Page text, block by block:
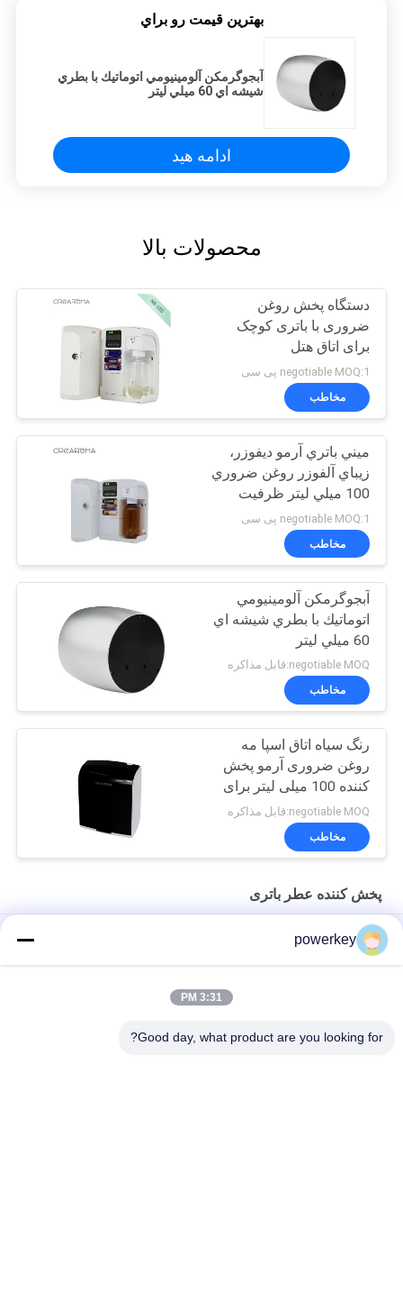
بهترين قيمت رو براي
آبجوگرمکن آلومينيومي اتوماتيك با بطري
شيشه اي 60 ميلي ليتر
ادامه هید
محصولات بالا
دستگاه پخش روغن
ضروری با باتری کوچک
برای اتاق هتل
negotiable MOQ:1 پی سی
مخاطب
ميني باتري آرمو ديفوزر،
زيباي آلفوزر روغن ضروري
100 ميلي ليتر ظرفيت
negotiable MOQ:1 پی سی
مخاطب
آبجوگرمکن آلومينيومي
اتوماتيك با بطري شيشه اي
60 ميلي ليتر
negotiable MOQ:قابل مذاکره
مخاطب
رنگ سیاه اتاق اسپا مه
روغن ضروری آرمو پخش
کننده 100 میلی لیتر برای
بازاریابی Aroma
negotiable MOQ:قابل مذاکره
مخاطب
پخش کننده عطر باتری
سیستم عطر روغن عطر 45dba سر و صدا
اتاق خواب اصلی باتری کار می کند آروماتراپ دیفوسر بویایی نوبولیزر
powerkey
3:31 PM
Good day, what product are you looking for?